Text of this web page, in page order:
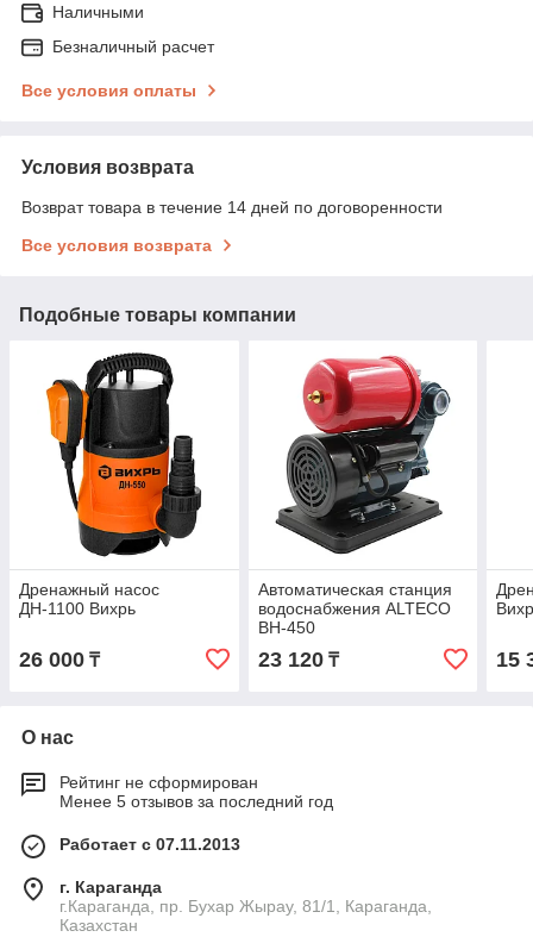
Наличными
Безналичный расчет
Все условия оплаты
Условия возврата
Возврат товара в течение 14 дней по договоренности
Все условия возврата
Подобные товары компании
Дренажный насос
ДН-1100 Вихрь
26 000 ₸
Автоматическая станция
водоснабжения ALTECO
ВН-450
23 120₸ 15
О нас
Рейтинг не сформирован
Менее 5 отзывов за последний год
Работает с 07.11.2013
г. Караганда
г.Караганда, пр. Бухар Жырау, 81/1, Караганда,
Казахстан